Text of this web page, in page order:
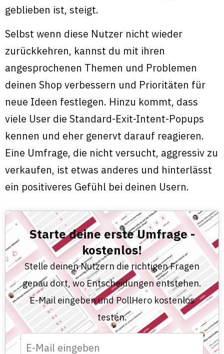
geblieben ist, steigt.
Selbst wenn diese Nutzer nicht wieder
zurückkehren, kannst du mit ihren
angesprochenen Themen und Problemen
deinen Shop verbessern und Prioritäten für
neue Ideen festlegen. Hinzu kommt, dass
viele User die Standard-Exit-Intent-Popups
kennen und eher genervt darauf reagieren.
Eine Umfrage, die nicht versucht, aggressiv zu
verkaufen, ist etwas anderes und hinterlässt
ein positiveres Gefühl bei deinen Usern.
Starte deine erste Umfrage -
kostenlos!​
Stelle deinen Nutzern die richtigen Fragen
genau dort, wo Entscheidungen entstehen.
E-Mail eingeben und PollHero kostenlos
testen.